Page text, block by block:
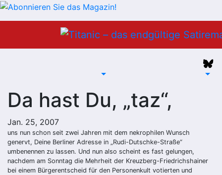
Da hast Du, „taz“,
Jan. 25, 2007
uns nun schon seit zwei Jahren mit dem nekrophilen Wunsch
genervt, Deine Berliner Adresse in „Rudi-Dutschke-Straße“
umbenennen zu lassen. Und nun also scheint es fast gelungen,
nachdem am Sonntag die Mehrheit der Kreuzberg-Friedrichshainer
bei einem Bürgerentscheid für den Personenkult votierten und